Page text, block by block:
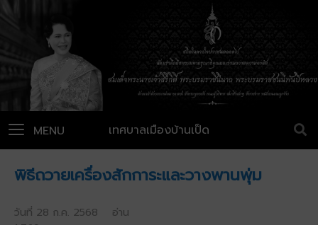
เทศบาลเมืองบ้านเป็ด
MENU
พิธีถวายเครื่องสักการะและวางพานพุ่ม
วันที่ 28 ก.ค. 2568 อ่าน